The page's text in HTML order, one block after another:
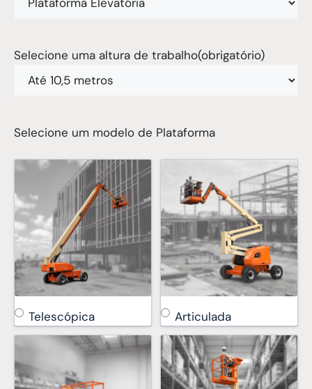
Selecione uma altura de trabalho(obrigatório)
Selecione um modelo de Plataforma
Telescópica Articulada